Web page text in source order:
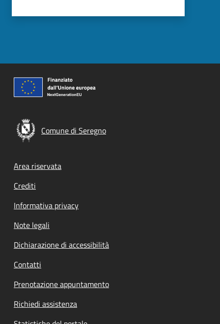
Comune di Seregno
Footer menu
Area riservata
Crediti
Informativa privacy
Note legali
Dichiarazione di accessibilità
Contatti
Prenotazione appuntamento
Richiedi assistenza